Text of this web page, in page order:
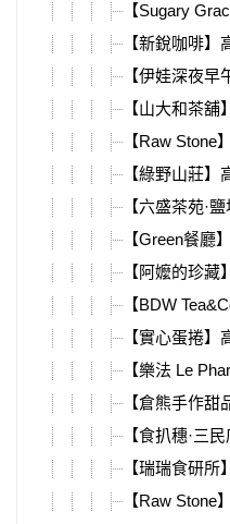
【Sugary
【新銳咖啡
【伊娃深夜
【山大和茶
【Raw
【綠野山莊
【六盛茶苑·
【Green餐廳
【阿嬤的珍
【BDW
【實心蛋捲
【樂法 Le
【倉熊手作
【食扒穗·三
【瑞瑞食研
【Raw